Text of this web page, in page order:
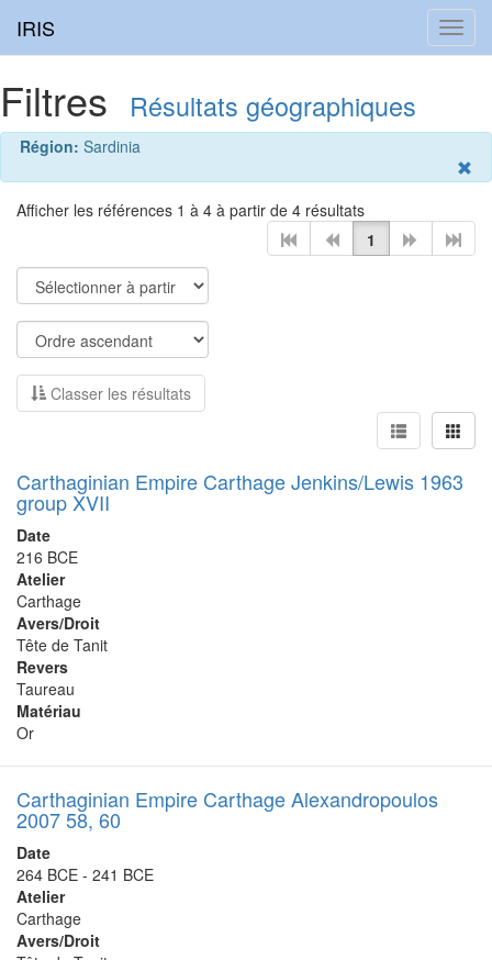
IRIS
Filtres Résultats géographiques
Région: Sardinia
Afficher les références 1 à 4 à partir de 4 résultats
1
Classer les résultats
Carthaginian Empire Carthage Jenkins/Lewis 1963
group XVII
Date
216 BCE
Atelier
Carthage
Avers/Droit
Tête de Tanit
Revers
Taureau
Matériau
Or
Carthaginian Empire Carthage Alexandropoulos
2007 58, 60
Date
264 BCE - 241 BCE
Atelier
Carthage
Avers/Droit